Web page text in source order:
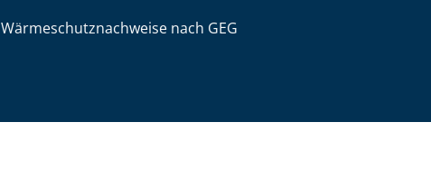
Wär­me­schutz­nach­wei­se nach GEG